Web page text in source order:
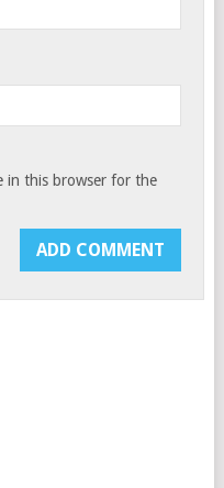
in this browser for the